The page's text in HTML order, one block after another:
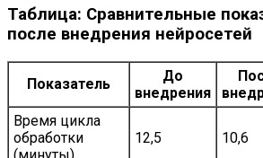
Таблица: Сравнительные
после внедрения нейросетей
Показатель
До
внедрения
Время цикла
обработки
(минуты)
12,5 10,6